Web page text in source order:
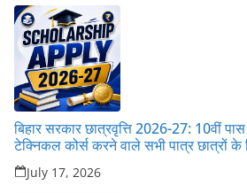
बिहार सरकार छात्रवृत्ति 2026-27: 10वीं
टेक्निकल कोर्स करने वाले सभी पात्र छात्रों
July 17, 2026